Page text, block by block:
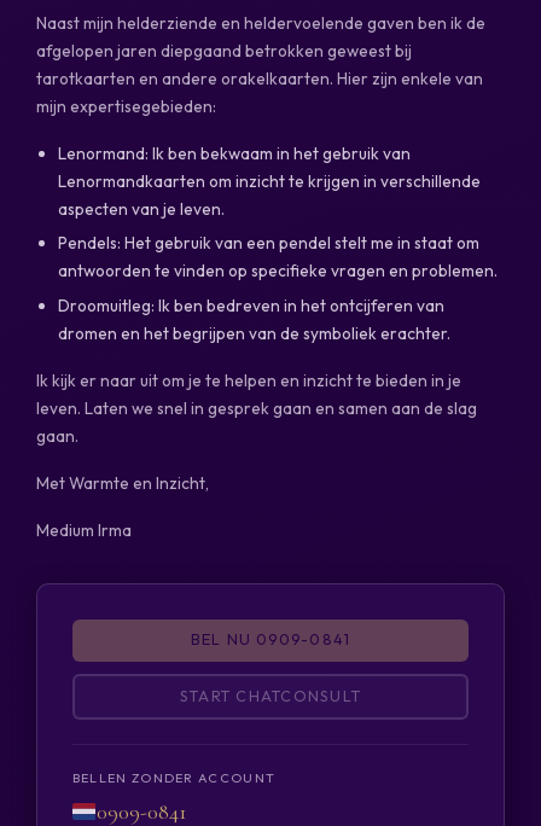
Naast mijn helderziende en heldervoelende gaven ben ik de
afgelopen jaren diepgaand betrokken geweest bij
tarotkaarten en andere orakelkaarten. Hier zijn enkele van
mijn expertisegebieden:
Lenormand: Ik ben bekwaam in het gebruik van
Lenormandkaarten om inzicht te krijgen in verschillende
aspecten van je leven.
Pendels: Het gebruik van een pendel stelt me in staat om
antwoorden te vinden op specifieke vragen en problemen.
Droomuitleg: Ik ben bedreven in het ontcijferen van
dromen en het begrijpen van de symboliek erachter.
Ik kijk er naar uit om je te helpen en inzicht te bieden in je
leven. Laten we snel in gesprek gaan en samen aan de slag
gaan.
Met Warmte en Inzicht,
Medium Irma
BEL NU 0909-0841
START CHATCONSULT
BELLEN ZONDER ACCOUNT
0909-0841